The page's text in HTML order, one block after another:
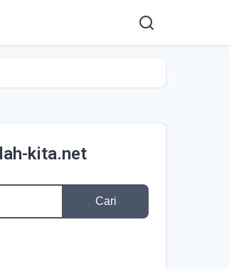
kita.net
Cari